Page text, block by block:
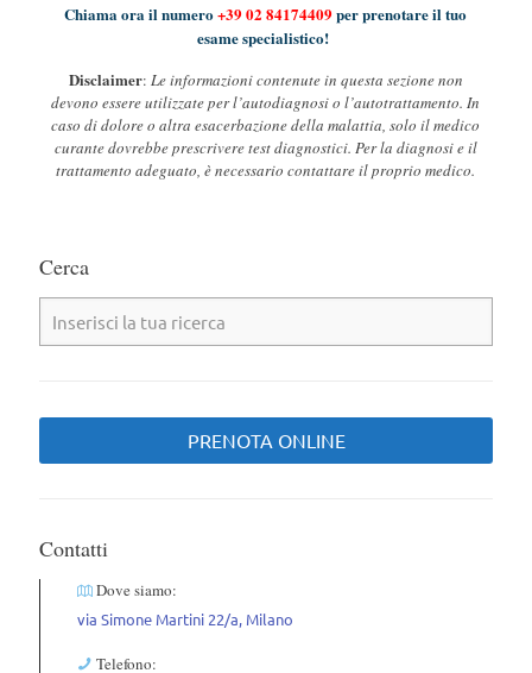
Chiama ora il numero+39 02 84174409per prenotare il tuo
esame specialistico!
Disclaimer: Le informazioni contenute in questa sezione non
devono essere utilizzate per l’autodiagnosi o l’autotrattamento. In
caso di dolore o altra esacerbazione della malattia, solo il medico
curante dovrebbe prescrivere test diagnostici. Per la diagnosi e il
trattamento adeguato, è necessario contattare il proprio medico.
Cerca
PRENOTA ONLINE
Contatti
Dove siamo:
via Simone Martini 22/a, Milano
Telefono: